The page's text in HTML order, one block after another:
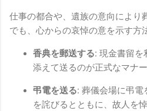
仕事の都合や、遺族の意向により
でも、心からの哀悼の意を示す方
香典を郵送する: 現金書留を
添えて送るのが正式なマナー
弔電を送る: 葬儀会場に弔電
を詫びるとともに、故人を